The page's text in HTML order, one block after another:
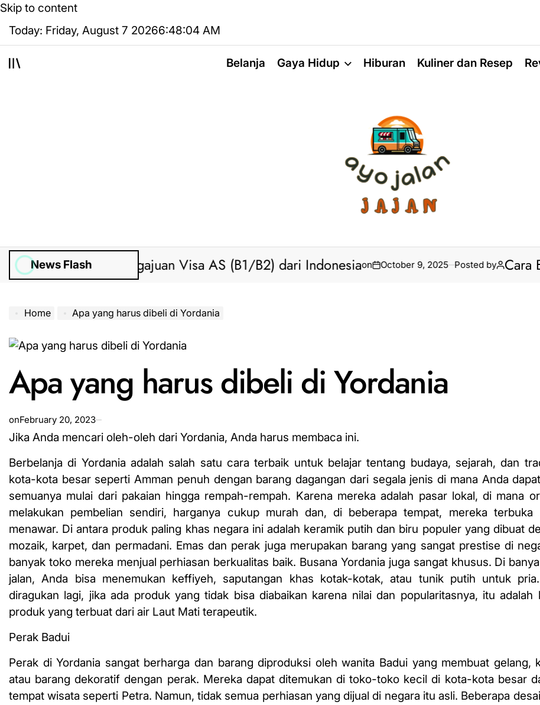
Skip to content
Today: Friday, August 7 20266:48:05 AM
Belanja Gaya Hidup Hiburan Kuliner dan Resep
News Flash
by Bantuan Pengajuan Visa AS (B1/B2) dari Indonesiaon October 9, 2025 Posted by Cara Bikin
Home Apa yang harus dibeli di Yordania
Apa yang harus dibeli di Yordania
onFebruary 20, 2023
Jika Anda mencari oleh-oleh dari Yordania, Anda harus membaca ini.
Berbelanja di Yordania adalah salah satu cara terbaik untuk belajar tentang budaya, sejarah, dan
kota-kota besar seperti Amman penuh dengan barang dagangan dari segala jenis di mana Anda
semuanya mulai dari pakaian hingga rempah-rempah. Karena mereka adalah pasar lokal, di mana
melakukan pembelian sendiri, harganya cukup murah dan, di beberapa tempat, mereka terbuka
menawar. Di antara produk paling khas negara ini adalah keramik putih dan biru populer yang dibuat
mozaik, karpet, dan permadani. Emas dan perak juga merupakan barang yang sangat prestise di
banyak toko mereka menjual perhiasan berkualitas baik. Busana Yordania juga sangat khusus. Di
jalan, Anda bisa menemukan keffiyeh, saputangan khas kotak-kotak, atau tunik putih untuk
diragukan lagi, jika ada produk yang tidak bisa diabaikan karena nilai dan popularitasnya, itu adalah
produk yang terbuat dari air Laut Mati terapeutik.
Perak Badui
Perak di Yordania sangat berharga dan barang diproduksi oleh wanita Badui yang membuat gelang,
atau barang dekoratif dengan perak. Mereka dapat ditemukan di toko-toko kecil di kota-kota besar
tempat wisata seperti Petra. Namun, tidak semua perhiasan yang dijual di negara itu asli. Beberapa